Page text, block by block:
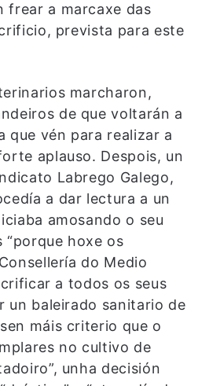
frear a marcaxe das
prevista para este
marcharon,
de que voltarán a
que vén para realizar a
aplauso. Despois, un
Labrego Galego,
a dar lectura a un
amosando o seu
hoxe os
do Medio
a todos os seus
un baleirado sanitario de
máis criterio que o
no cultivo de
unha decisión